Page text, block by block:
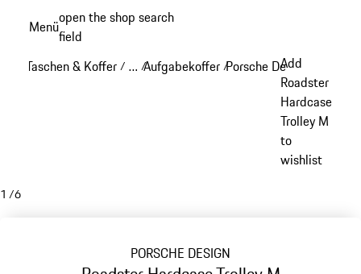
Hauptinhalt
Menüopen the shop search
field
Taschen & Koffer / …
Reveal collapsed breadcrumb items
/Aufgabekoffer /Porsche Design
Add
Roadster
Hardcase
Trolley M
to
wishlist
1 /6
PORSCHE DESIGN